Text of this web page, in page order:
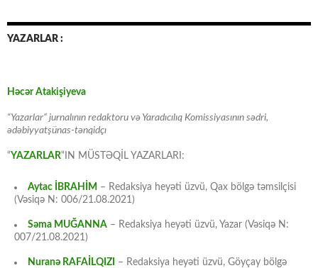
YAZARLAR :
Həcər Atakişiyeva
“Yazarlar” jurnalının redaktoru və Yaradıcılıq Komissiyasının sədri,
ədəbiyyatşünas-tənqidçı
“YAZARLAR“IN MÜSTƏQİL YAZARLARI:
Aytac İBRAHİM – Redaksiya heyəti üzvü, Qax bölgə təmsilçisi
(Vəsiqə N: 006/21.08.2021)
Səma MUĞANNA – Redaksiya heyəti üzvü, Yazar (Vəsiqə N:
007/21.08.2021)
Nuranə RAFAİLQIZI
– Redaksiya heyəti üzvü, Göyçay bölgə